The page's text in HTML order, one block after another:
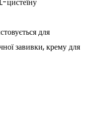
для
завивки, крему для